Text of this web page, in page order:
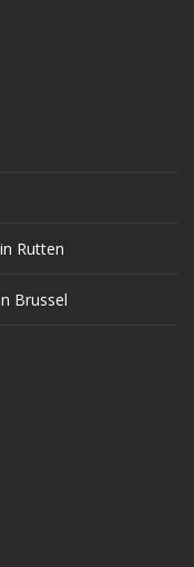
Rutten
Brussel